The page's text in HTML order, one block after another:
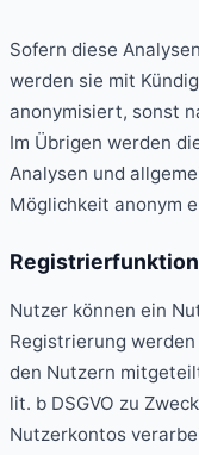
Sofern diese
werden sie mit
anonymisiert, sonst
Im Übrigen werden
Analysen und
Möglichkeit anonym
Registrierfunktion
Nutzer können ein
Registrierung
den Nutzern
lit. b DSGVO zu
Nutzerkontos